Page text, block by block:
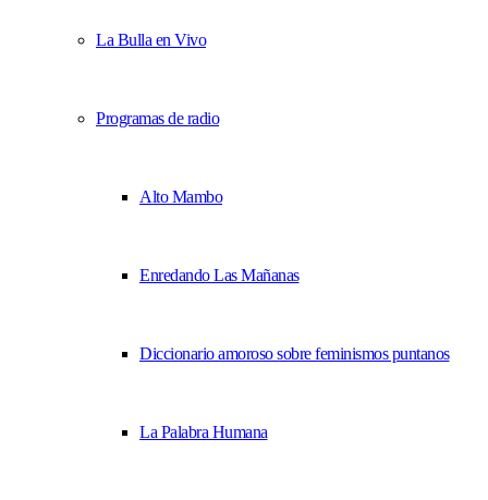
La Bulla en Vivo
Programas de radio
Alto Mambo
Enredando Las Mañanas
Diccionario amoroso sobre feminismos puntanos
La Palabra Humana